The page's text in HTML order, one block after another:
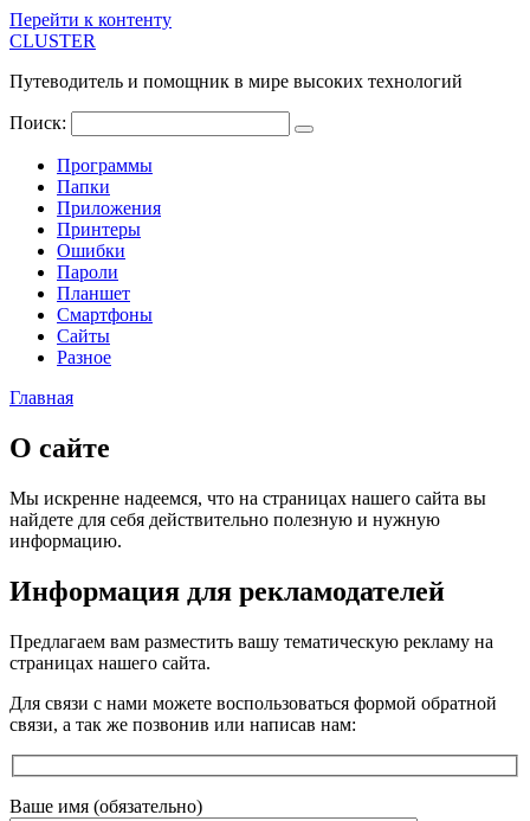
Перейти к контенту
CLUSTER
Путеводитель и помощник в мире высоких технологий
Поиск:
Программы
Папки
Приложения
Принтеры
Ошибки
Пароли
Планшет
Смартфоны
Сайты
Разное
Главная
О сайте
Мы искренне надеемся, что на страницах нашего сайта вы
найдете для себя действительно полезную и нужную
информацию.
Информация для рекламодателей
Предлагаем вам разместить вашу тематическую рекламу на
страницах нашего сайта.
Для связи с нами можете воспользоваться формой обратной
связи, а так же позвонив или написав нам:
Ваше имя (обязательно)